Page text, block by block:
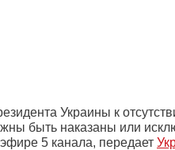
Украины к
быть наказаны или
5 канала, передает